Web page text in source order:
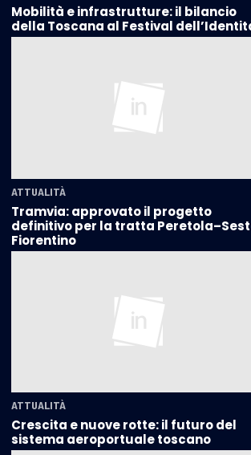
Mobilità e infrastrutture: il bilancio
della Toscana al Festival
ATTUALITÀ
Tramvia: approvato il progetto
definitivo per la tratta
Fiorentino
ATTUALITÀ
Crescita e nuove rotte: il futuro del
sistema aeroportuale toscano